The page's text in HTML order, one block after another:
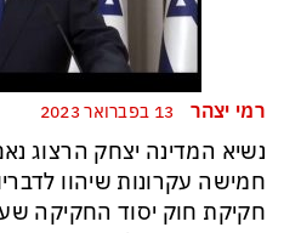
רמי יצהר
נשיא המדינה יצחק הרצוג
חמישה עקרונות שיהוו
חקיקת חוק יסוד החקיקה